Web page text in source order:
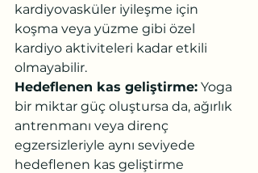
kardiyovasküler iyileşme için
koşma veya yüzme gibi özel
kardiyo aktiviteleri kadar etkili
olmayabilir.
Hedeflenen kas geliştirme: Yoga
bir miktar güç oluştursa da, ağırlık
antrenmanı veya direnç
egzersizleriyle aynı seviyede
hedeflenen kas geliştirme